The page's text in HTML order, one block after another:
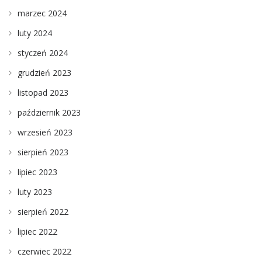
marzec 2024
luty 2024
styczeń 2024
grudzień 2023
listopad 2023
październik 2023
wrzesień 2023
sierpień 2023
lipiec 2023
luty 2023
sierpień 2022
lipiec 2022
czerwiec 2022